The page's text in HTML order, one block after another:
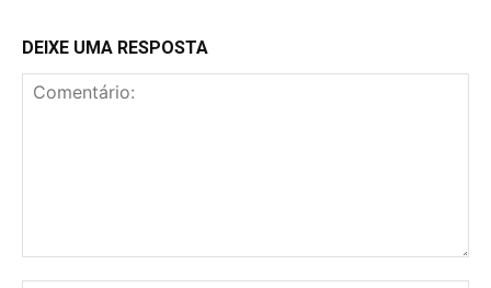
DEIXE UMA RESPOSTA